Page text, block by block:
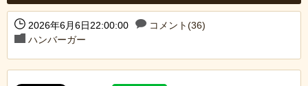
2026年6月6日22:00:00
コメント(36)
ハンバーガー